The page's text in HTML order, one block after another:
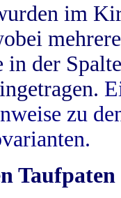
im
der
zu
Taufpaten